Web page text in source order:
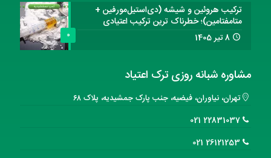
0
ترکیب هروئین و شیشه (دی‌استیل‌مورفین +
متامفتامین)؛ خطرناک ترین ترکیب اعتیادی
8 تیر 1405
مشاوره شبانه روزی ترک اعتیاد
تهران، نیاوران، فیضیه، جنب پارک جمشیدیه، پلاک ۶۸
22831037 021
26121253 021